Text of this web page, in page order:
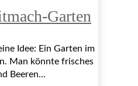
Garten
Idee: Ein Garten im
Man könnte frisches
Beeren...